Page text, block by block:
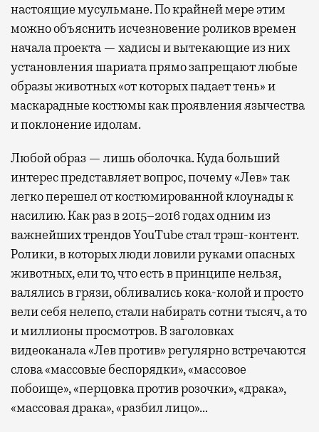
настоящие мусульмане. По крайней мере этим
можно объяснить исчезновение роликов времен
начала проекта — хадисы и вытекающие из них
установления шариата прямо запрещают любые
образы животных «от которых падает тень» и
маскарадные костюмы как проявления язычества
и поклонение идолам.
Любой образ — лишь оболочка. Куда больший
интерес представляет вопрос, почему «Лев» так
легко перешел от костюмированной клоунады к
насилию. Как раз в 2015–2016 годах одним из
важнейших трендов YouTube стал трэш-контент.
Ролики, в которых люди ловили руками опасных
животных, ели то, что есть в принципе нельзя,
валялись в грязи, обливались кока-колой и просто
вели себя нелепо, стали набирать сотни тысяч, а то
и миллионы просмотров. В заголовках
видеоканала «Лев против» регулярно встречаются
слова «массовые беспорядки», «массовое
побоище», «перцовка против розочки», «драка»,
«массовая драка», «разбил лицо»…